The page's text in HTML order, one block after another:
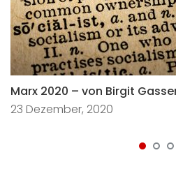
Marx 2020 – von Birgit
23 Dezember, 2020